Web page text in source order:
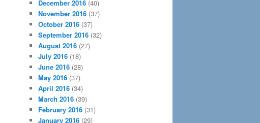
December 2016 (40)
November 2016 (37)
October 2016 (37)
September 2016 (32)
August 2016 (27)
July 2016 (18)
June 2016 (28)
May 2016 (37)
April 2016 (34)
March 2016 (39)
February 2016 (31)
January 2016 (29)